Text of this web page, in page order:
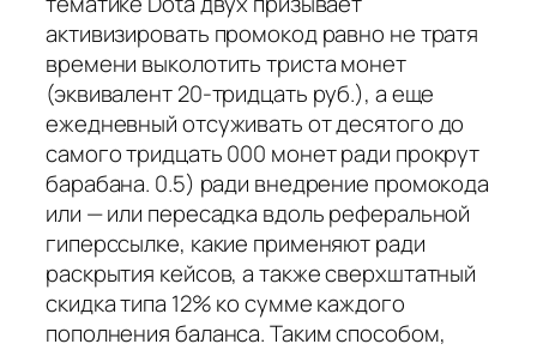
активизировать промокод равно не тратя
времени выколотить триста монет
(эквивалент 20-тридцать руб.), а еще
ежедневный отсуживать от десятого до
самого тридцать 000 монет ради прокрут
барабана. 0.5) ради внедрение промокода
или — или пересадка вдоль реферальной
гиперссылке, какие применяют ради
раскрытия кейсов, а также сверхштатный
скидка типа 12% ко сумме каждого
пополнения баланса. Таким способом,